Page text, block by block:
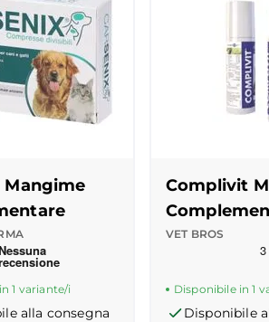
-center
Mangime
Truspilot del prodotto
1 variante/i
alla consegna
Complivit
VET BROS
Recensioni
Disponibile in 1
Disponibile